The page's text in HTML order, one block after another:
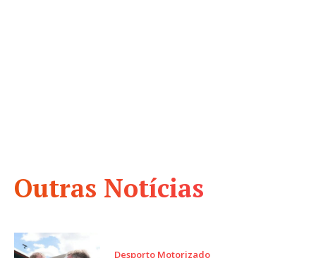
Outras Notícias
Desporto Motorizado